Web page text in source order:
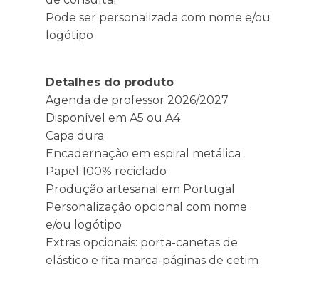
Pode ser personalizada com nome e/ou
logótipo
Detalhes do produto
Agenda de professor 2026/2027
Disponível em A5 ou A4
Capa dura
Encadernação em espiral metálica
Papel 100% reciclado
Produção artesanal em Portugal
Personalização opcional com nome
e/ou logótipo
Extras opcionais: porta-canetas de
elástico e fita marca-páginas de cetim